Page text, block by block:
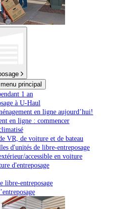
principal
1 an
à U-Haul
en ligne aujourd’hui!
en ligne : commencer
VR, de voiture et de bateau
d'unités de libre-entreposage
accessible en voiture
d'entreposage
libre-entreposage